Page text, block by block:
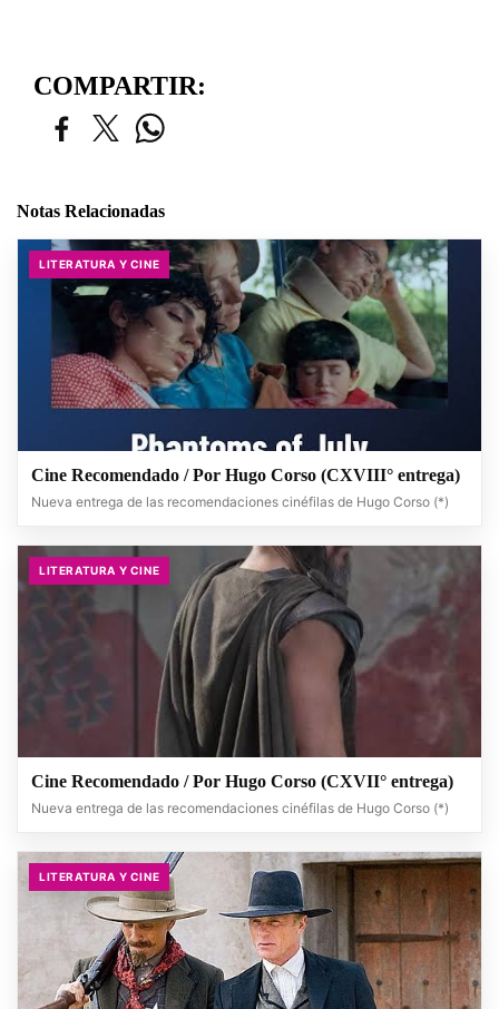
COMPARTIR:
Notas Relacionadas
LITERATURA Y CINE
Cine Recomendado / Por Hugo Corso (CXVIII° entrega)
Nueva entrega de las recomendaciones cinéfilas de Hugo Corso (*)
LITERATURA Y CINE
Cine Recomendado / Por Hugo Corso (CXVII° entrega)
Nueva entrega de las recomendaciones cinéfilas de Hugo Corso (*)
LITERATURA Y CINE